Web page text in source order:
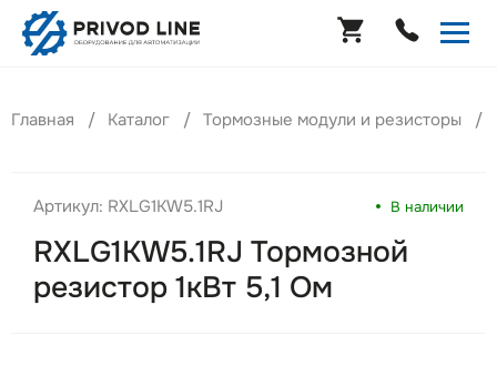
Главная Каталог Тормозные модули и резисторы
Артикул: RXLG1KW5.1RJ В наличии
RXLG1KW5.1RJ Тормозной
резистор 1кВт 5,1 Ом